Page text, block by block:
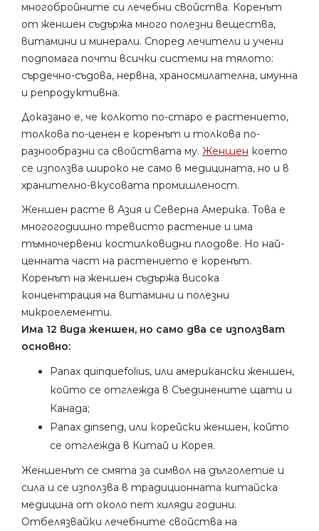
многобройните си лечебни свойства. Коренът
от женшен съдържа много полезни вещества,
витамини и минерали. Според лечители и учени
подпомага почти всички системи на тялото:
сърдечно-съдова, нервна, храносмилателна, имунна
и репродуктивна.
Доказано е, че колкото по-старо е растението,
толкова по-ценен е коренът и толкова по-
разнообразни са свойствата му. Женшен което
се използва широко не само в медицината, но и в
хранително-вкусовата промишленост.
Женшен расте в Азия и Северна Америка. Това е
многогодишно тревисто растение и има
тъмночервени костилковидни плодове. Но най-
ценната част на растението е коренът.
Коренът на женшен съдържа висока
концентрация на витамини и полезни
микроелементи.
Има 12 вида женшен, но само два се използват
основно:
Panax quinquefolius, или американски женшен,
който се отглежда в Съединените щати и
Канада;
Panax ginseng, или корейски женшен, който
се отглежда в Китай и Корея.
Женшенът се смята за символ на дълголетие и
сила и се използва в традиционната китайска
медицина от около пет хиляди години.
Отбелязвайки лечебните свойства на